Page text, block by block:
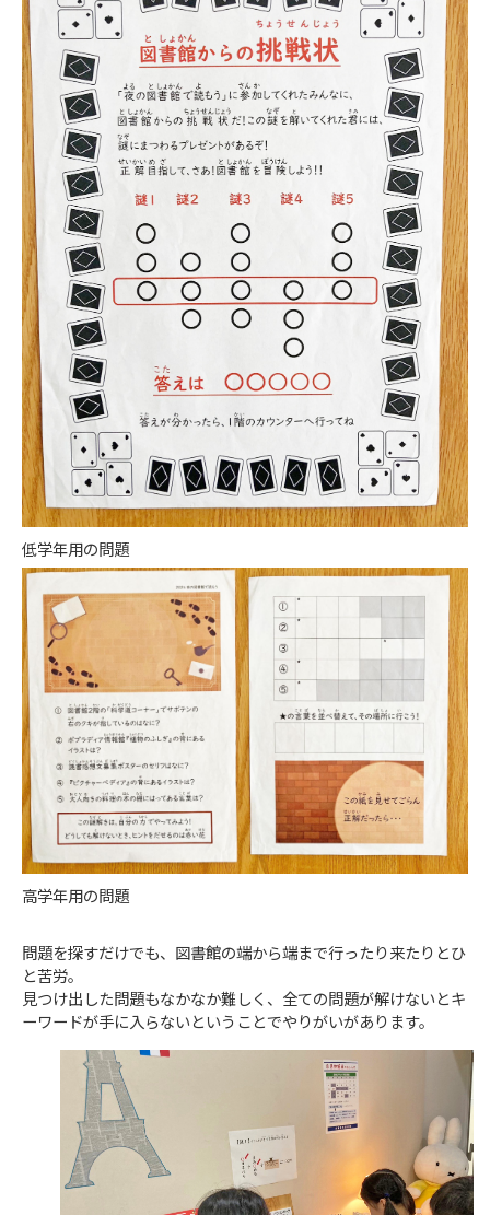
低学年用の問題
高学年用の問題
問題を探すだけでも、図書館の端から端まで行ったり来たりとひ
と苦労。
見つけ出した問題もなかなか難しく、全ての問題が解けないとキ
ーワードが手に入らないということでやりがいがあります。